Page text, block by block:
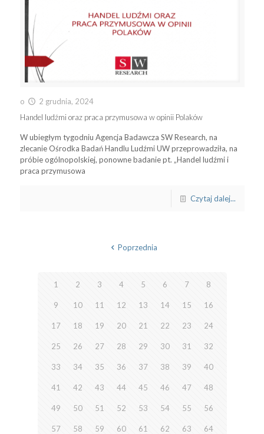
o
2 grudnia, 2024
Handel ludźmi oraz praca przymusowa w opinii Polaków
W ubiegłym tygodniu Agencja Badawcza SW Research, na
zlecanie Ośrodka Badań Handlu Ludźmi UW przeprowadziła, na
próbie ogólnopolskiej, ponowne badanie pt. „Handel ludźmi i
praca przymusowa
Czytaj dalej...
Poprzednia
1 2 3 4 5 6 7 8
9 10 11 12 13 14 15 16
17 18 19 20 21 22 23 24
25 26 27 28 29 30 31 32
33 34 35 36 37 38 39 40
41 42 43 44 45 46 47 48
49 50 51 52 53 54 55 56
57 58 59 60 61 62 63 64